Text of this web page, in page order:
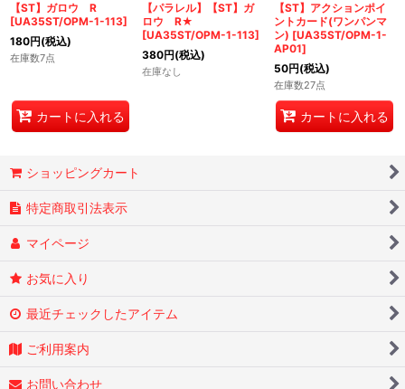
【ST】ガロウ R
[UA35ST/OPM-1-113]
180円(税込)
在庫数7点
カートに入れる
【パラレル】【ST】ガ
ロウ R★
[UA35ST/OPM-1-113]
380円(税込)
在庫なし
【ST】アクションポイ
ントカード(ワンパンマ
ン) [UA35ST/OPM-1-
AP01]
50円(税込)
在庫数27点
カートに入れる
ショッピングカート
特定商取引法表示
マイページ
お気に入り
最近チェックしたアイテム
ご利用案内
お問い合わせ